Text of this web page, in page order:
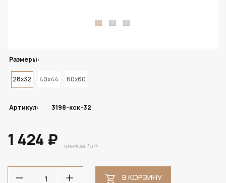
Размеры:
28x32 40x44 60x60
Артикул: 3198-кск-32
1 424 ₽ цена за 1 шт
В КОРЗИНУ